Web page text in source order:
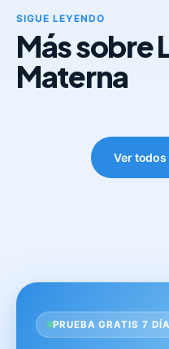
SIGUE LEYENDO
Más sobre
Materna
Ver
PRUEBA GRATIS 7